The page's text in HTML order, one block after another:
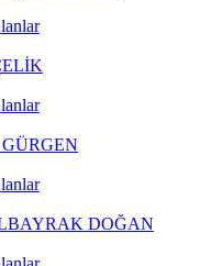
GÜRGEN
DOĞAN